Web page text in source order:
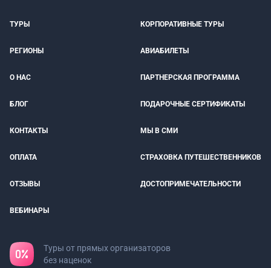
ТУРЫ КОРПОРАТИВНЫЕ ТУРЫ
РЕГИОНЫ АВИАБИЛЕТЫ
О НАС ПАРТНЕРСКАЯ ПРОГРАММА
БЛОГ ПОДАРОЧНЫЕ СЕРТИФИКАТЫ
КОНТАКТЫ МЫ В СМИ
ОПЛАТА СТРАХОВКА ПУТЕШЕСТВЕННИКОВ
ОТЗЫВЫ ДОСТОПРИМЕЧАТЕЛЬНОСТИ
ВЕБИНАРЫ
Туры от прямых организаторов
без наценок